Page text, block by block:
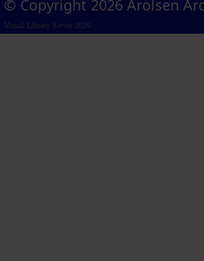
© Copyright 2026 Arolsen
Visual Library Server 2026